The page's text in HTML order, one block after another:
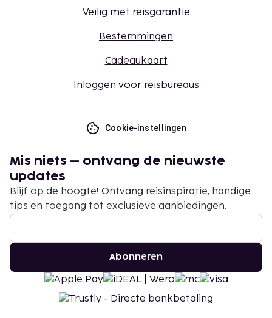
Veilig met reisgarantie
Bestemmingen
Cadeaukaart
Inloggen voor reisbureaus
Cookie-instellingen
Mis niets – ontvang de nieuwste
updates
Blijf op de hoogte! Ontvang reisinspiratie, handige
tips en toegang tot exclusieve aanbiedingen.
Abonneren